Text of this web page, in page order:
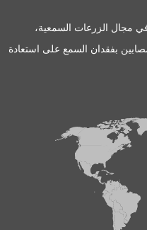
مجال الزرعات السمعية،
بفقدان السمع على استعادة